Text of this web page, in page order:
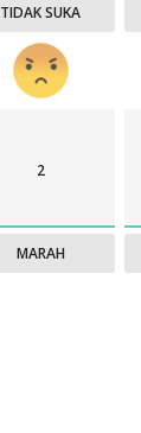
TIDAK SUKA
2
MARAH